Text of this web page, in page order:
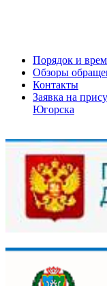
Порядок и
Обзоры
Контакты
Заявка на
Югорска